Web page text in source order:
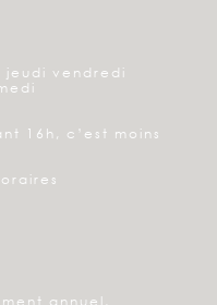
jeudi vendredi
16h, c’est moins
annuel,